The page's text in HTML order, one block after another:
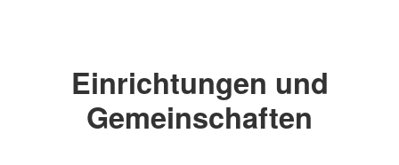
Einrichtungen und
Gemeinschaften